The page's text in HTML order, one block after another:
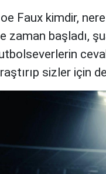
Faux kimdir,
zaman başladı,
sizler için